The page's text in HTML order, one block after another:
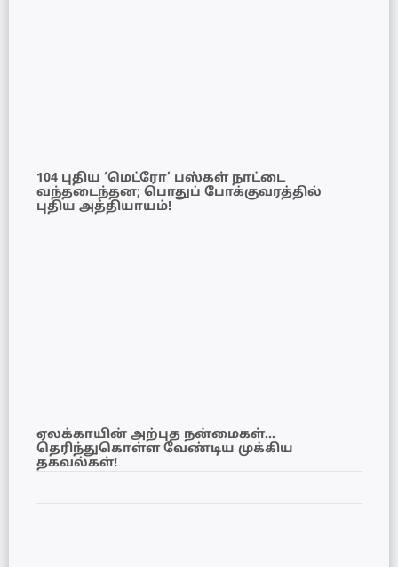
104 புதிய ‘மெட்ரோ’ பஸ்கள் நாட்டை
வந்தடைந்தன; பொதுப் போக்குவரத்தில்
புதிய அத்தியாயம்!
ஏலக்காயின் அற்புத நன்மைகள்…
தெரிந்துகொள்ள வேண்டிய முக்கிய
தகவல்கள்!